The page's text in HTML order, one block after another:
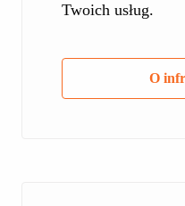
Twoich usług.
O